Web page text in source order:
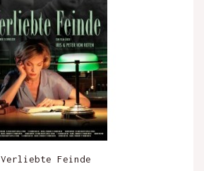
Verliebte Feinde